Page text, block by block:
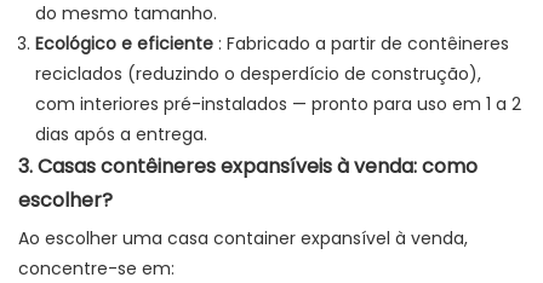
do mesmo tamanho.
Ecológico e eficiente : Fabricado a partir de contêineres
reciclados (reduzindo o desperdício de construção),
com interiores pré-instalados — pronto para uso em 1 a 2
dias após a entrega.
3. Casas contêineres expansíveis à venda: como
escolher?
Ao escolher uma casa container expansível à venda,
concentre-se em: